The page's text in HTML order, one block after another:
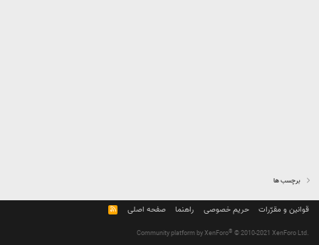
برچسب ها
قوانین و مقرّرات حریم خصوصی راهنما صفحه اصلی
R
S
Community platform by XenForo® © 2010-2021 XenForo Ltd.